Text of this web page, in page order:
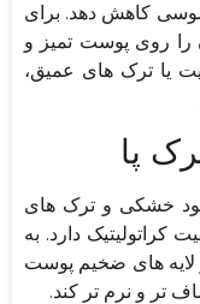
کاهش دهد. برای
را روی پوست تمیز و
یا ترک های عمیق،
پا
خشکی و ترک های
کراتولیتیک دارد. به
لایه های ضخیم پوست
تر و نرم تر کند.